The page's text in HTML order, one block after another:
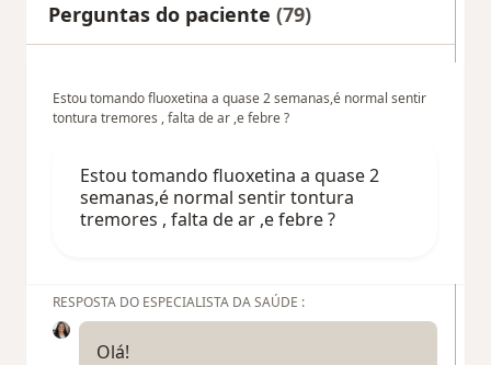
Perguntas do paciente (79)
Estou tomando fluoxetina a quase 2 semanas,é normal sentir
tontura tremores , falta de ar ,e febre ?
Estou tomando fluoxetina a quase 2
semanas,é normal sentir tontura
tremores , falta de ar ,e febre ?
RESPOSTA DO ESPECIALISTA DA SAÚDE :
Olá!